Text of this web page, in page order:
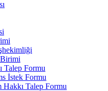
Talep Formu
İstek Formu
Hakkı Talep Formu